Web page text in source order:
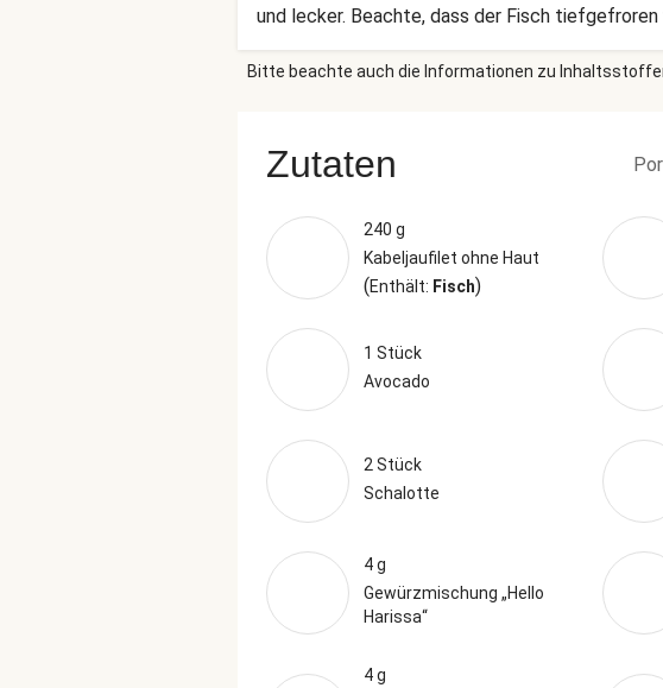
und lecker. Beachte, dass der Fisch
Bitte beachte auch die Informationen zu
Zutaten
240 g
Kabeljaufilet ohne Haut
(Enthält: Fisch)
1 Stück
Avocado
2 Stück
Schalotte
4 g
Gewürzmischung „Hello
Harissa“
4 g